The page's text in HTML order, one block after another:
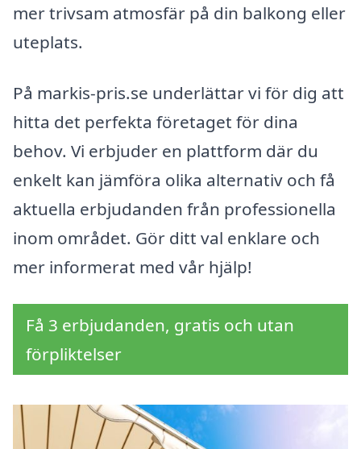
mer trivsam atmosfär på din balkong eller
uteplats.
På markis-pris.se underlättar vi för dig att
hitta det perfekta företaget för dina
behov. Vi erbjuder en plattform där du
enkelt kan jämföra olika alternativ och få
aktuella erbjudanden från professionella
inom området. Gör ditt val enklare och
mer informerat med vår hjälp!
Få 3 erbjudanden, gratis och utan
förpliktelser